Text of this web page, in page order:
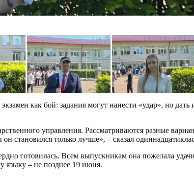
как бой: задания могут нанести «удар», но
управления. Рассматриваются разные
становился только лучше», – сказал
готовилась. Всем выпускникам она пожелала
языку – не позднее 19 июня.